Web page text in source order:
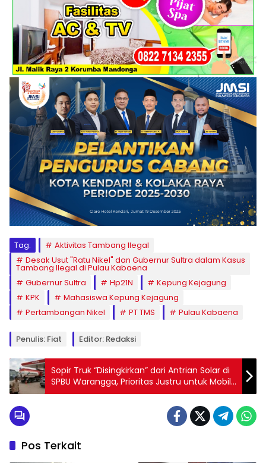
Tag:
Aktivitas Tambang Ilegal
Desak Usut "Ratu Nikel" dan Gubernur Sultra dalam Kasus
Tambang Ilegal di Pulau Kabaena
Gubernur Sultra
Hp21N
Kepung Kejagung
KPK
Mahasiswa Kepung Kejagung
Pertambangan Nikel
PT TMS Pulau Kabaena
Penulis: Fiat Editor: Redaksi
Sopir Truk “Disingkirkan” dari Antrian Solar di
SPBU Warangga, Prioritas Justru untuk Mobil
Tangki Pertamina dan Kendaraan Pribadi
Pos Terkait